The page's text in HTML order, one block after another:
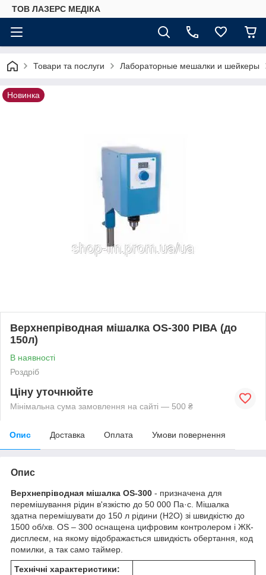
ТОВ ЛАЗЕРС МЕДІКА
Товари та послуги Лабораторные мешалки и шейкеры
Новинка
Верхнепріводная мішалка OS-300 РІВА (до
150л)
В наявності
Роздріб
Ціну уточнюйте
Мінімальна сума замовлення на сайті — 500 ₴
Опис Доставка Оплата Умови повернення
Опис
Верхнепріводная мішалка OS-300 - призначена для
перемішування рідин в'язкістю до 50 000 Па·с. Мішалка
здатна перемішувати до 150 л рідини (Н2О) зі швидкістю до
1500 об/хв. OS – 300 оснащена цифровим контролером і ЖК-
дисплеєм, на якому відображається швидкість обертання, код
помилки, а так само таймер.
Технічні характеристики: